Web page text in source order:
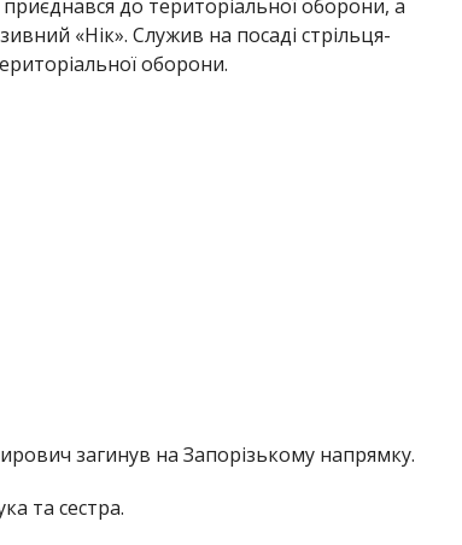
до територіальної оборони, а
«Нік». Служив на посаді стрільця-
оборони.
загинув на Запорізькому напрямку.
та сестра.